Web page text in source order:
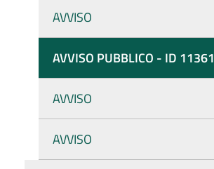
AVVISO
AVVISO PUBBLICO - ID 11361
AVVISO
AVVISO